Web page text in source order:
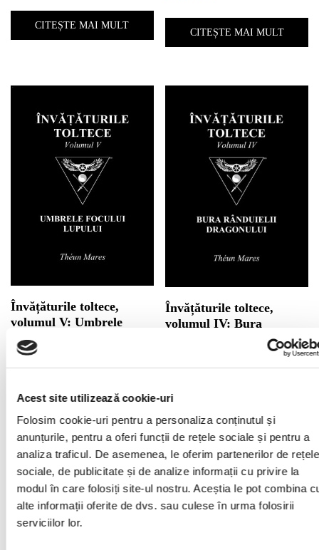
Acest site utilizează cookie-uri
Folosim cookie-uri pentru a personaliza conținutul și
anunțurile, pentru a oferi funcții de rețele sociale și pentru a
analiza traficul. De asemenea, le oferim partenerilor de rețele
sociale, de publicitate și de analize informații cu privire la
modul în care folosiți site-ul nostru. Aceștia le pot combina
alte informații oferite de dvs. sau culese în urma folosirii
serviciilor lor.
a
fost:
este:
244.00 lei.
CITEȘTE MAI MULT
CITEȘTE MAI MULT
Învățăturile toltece,
volumul V: Umbrele
focului lupului (304
pagini)
CITEȘTE MAI MULT
Învățăturile toltece,
volumul IV: Bura
Rânduielii Dragonului
CITEȘTE MAI MULT